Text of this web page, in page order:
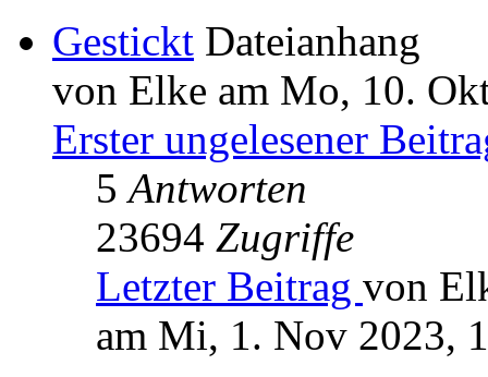
Gestickt Dateianhang
von Elke am Mo, 10.
Erster ungelesener
5Antworten
23694 Zugriffe
Letzter Beitrag von
am Mi, 1. Nov 2023,